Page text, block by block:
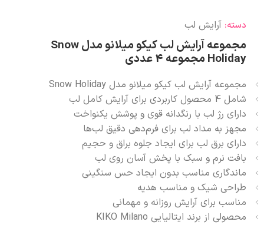
دسته: آرایش لب
مجموعه آرایش لب کیکو میلانو مدل Snow
Holiday مجموعه 4 عددی
مجموعه آرایش لب کیکو میلانو مدل Snow Holiday
شامل 4 محصول کاربردی برای آرایش کامل لب
دارای رژ لب با رنگدانه قوی و پوشش یکنواخت
مجهز به مداد لب برای فرم‌دهی دقیق لب‌ها
دارای برق لب برای ایجاد جلوه براق و حجیم
بافت نرم و سبک با پخش آسان روی لب
ماندگاری مناسب بدون ایجاد حس سنگینی
طراحی شیک و مناسب هدیه
مناسب برای آرایش روزانه و مهمانی
محصولی از برند ایتالیایی KIKO Milano